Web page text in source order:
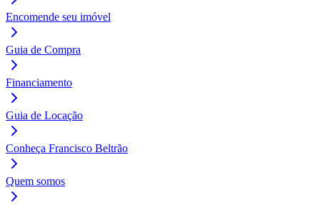
Encomende seu imóvel
Guia de Compra
Financiamento
Guia de Locação
Conheça Francisco Beltrão
Quem somos